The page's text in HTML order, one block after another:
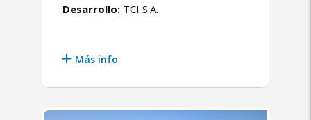
Desarrollo: TCI S.A.
Más info